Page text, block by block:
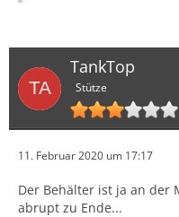
TankTop
Stütze
11. Februar 2020 um 17:17
Der Behälter ist ja an der
abrupt zu Ende...